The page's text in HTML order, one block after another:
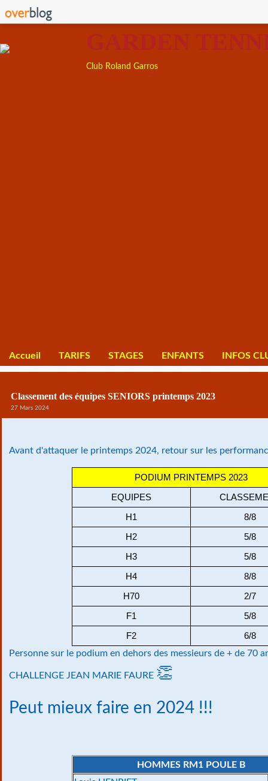
GARDEN
Club Roland Garros
Accueil TARIFS STAGES ENFANTS INFOS
Classement des équipes SENIORS printemps 2023
27 Mars 2024
Avant d'attaquer le printemps 2024, retour sur les
PODIUM PRINTEMPS 2023
EQUIPES
H1
8/8
H2
5/8
H3
5/8
H4
8/8
H70
2/7
F1
5/8
F2
6/8
Personne sur le podium en dehors des messieurs de + de 70
CHALLENGE JEAN MARIE FAURE 👏
Peut mieux faire en 2024 !!!
HOMMES RM1 POULE B